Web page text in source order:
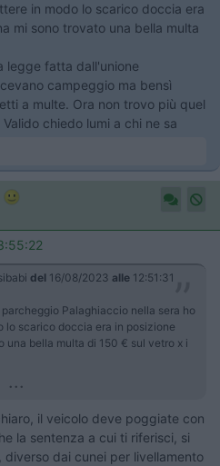
in modo lo scarico doccia era
mi sono trovato una bella multa
legge fatta dall'unione
campeggio ma bensì
a multe. Ora non trovo più quel
chiedo lumi a chi ne sa
del 16/08/2023 alle 12:51:31
Palaghiaccio nella sera ho
lo scarico doccia era in posizione
una bella multa di 150 € sul vetro x i
...
il veicolo deve poggiate con
la sentenza a cui ti riferisci, si
dai cunei per livellamento